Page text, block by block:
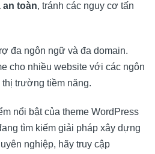
an toàn, tránh các nguy cơ tấn
đa ngôn ngữ và đa domain.
cho nhiều website với các ngôn
trường tiềm năng.
nổi bật của theme WordPress
tìm kiếm giải pháp xây dựng
nghiệp, hãy truy cập